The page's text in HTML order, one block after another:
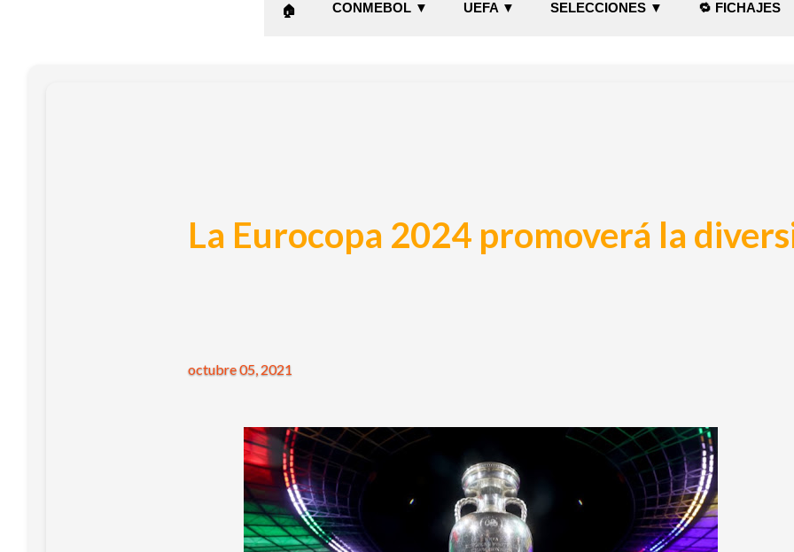
🏠 CONMEBOL ▼ UEFA ▼ SELECCIONES ▼ 🔁 FICHAJES
La Eurocopa 2024 promoverá la
octubre 05, 2021